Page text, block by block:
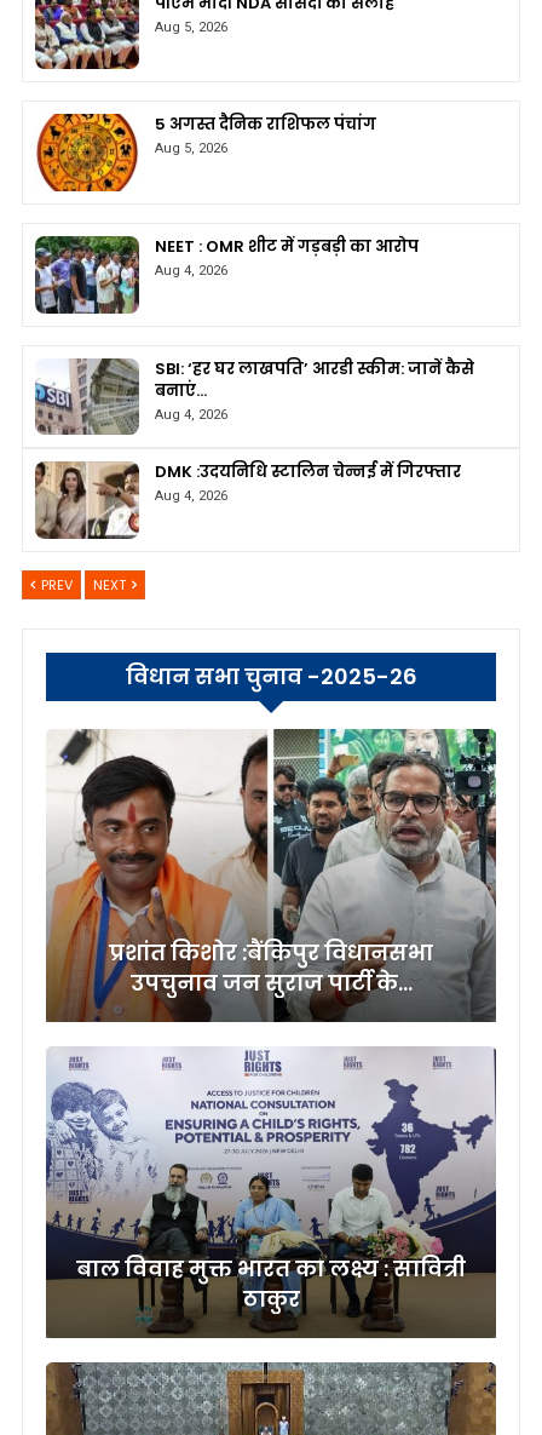
Aug 5, 2026
5 अगस्त दैनिक राशिफल पंचांग
Aug 5, 2026
NEET : OMR शीट में गड़बड़ी का आरोप
Aug 4, 2026
SBI: ‘हर घर लाखपति’ आरडी स्कीम: जानें कैसे
बनाएं…
Aug 4, 2026
DMK :उदयनिधि स्टालिन चेन्नई में गिरफ्तार
Aug 4, 2026
PREV NEXT
विधान सभा चुनाव -2025-26
प्रशांत किशोर :बैंकिपुर विधानसभा
उपचुनाव जन सुराज पार्टी के…
बाल विवाह मुक्त भारत का लक्ष्य : सावित्री
ठाकुर